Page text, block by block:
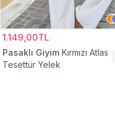
1.149,00TL
Pasaklı Giyim Kırmızı Atlas
Tesettür Yelek